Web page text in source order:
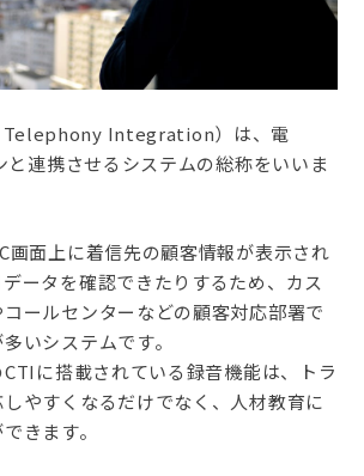
Integration）は、電
と連携させるシステムの総称をいいま
画面上に着信先の顧客情報が表示され
ータを確認できたりするため、カス
ールセンターなどの顧客対応部署で
いシステムです。
に搭載されている録音機能は、トラ
やすくなるだけでなく、人材教育に
きます。